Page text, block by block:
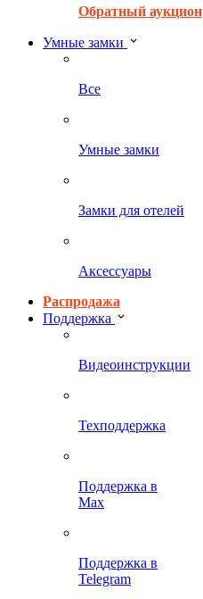
Обратный аукцион
Умные замки
Все
Умные замки
Замки для отелей
Аксессуары
Распродажа
Поддержка
Видеоинструкции
Техподдержка
Поддержка в
Max
Поддержка в
Telegram